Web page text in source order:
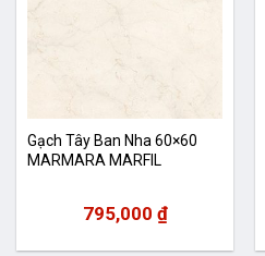
Gạch Tây Ban Nha 60×60
MARMARA MARFIL
795,000 ₫